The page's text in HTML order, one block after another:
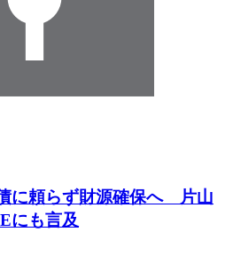
に頼らず財源確保へ 片山
にも言及